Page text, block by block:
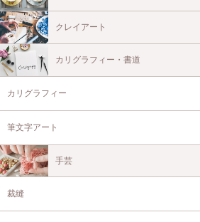
クレイアート
カリグラフィー・書道
カリグラフィー
筆文字アート
手芸
裁縫